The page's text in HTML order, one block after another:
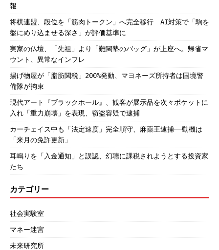
報
将棋連盟、段位を「筋肉トークン」へ完全移行 AI対策で「駒を
盤にめり込ませる深さ」が評価基準に
実家の仏壇、「先祖」より「難関塾のバッグ」が上座へ。帰省マ
ウント、異常なインフレ
揚げ物屋が「脂肪関税」200%発動、マヨネーズ所持者は国境警
備隊が拘束
現代アート『ブラックホール』、観客が展示品を次々ポケットに
入れ「重力崩壊」を表現、窃盗容疑で逮捕
カーチェイス中も「法定速度」完全順守、麻薬王逮捕――動機は
「来月の免許更新」
耳鳴りを「入金通知」と誤認、幻聴に課税されようとする投資家
たち
カテゴリー
社会実験室
マネー迷宮
未来研究所